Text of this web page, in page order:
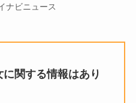
ナビニュース
関する情報はあり